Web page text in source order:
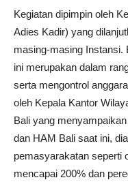
Kegiatan dipimpin oleh
Adies Kadir) yang
masing-masing Instansi.
ini merupakan dalam
serta mengontrol
oleh Kepala Kantor
Bali yang
dan HAM Bali saat ini,
pemasyarakatan seperti
mencapai 200% dan